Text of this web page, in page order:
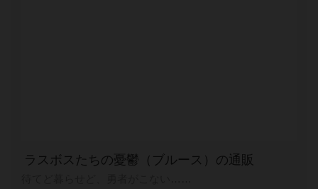
ラスボスたちの憂鬱（ブルース）の通販